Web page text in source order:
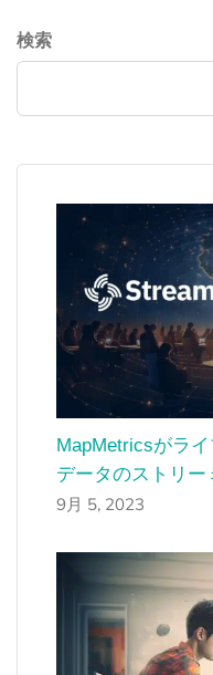
検索
MapMetricsがラ
データのストリ
9月 5, 2023